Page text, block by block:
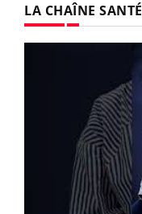
LA CHAÎNE SANTÉ